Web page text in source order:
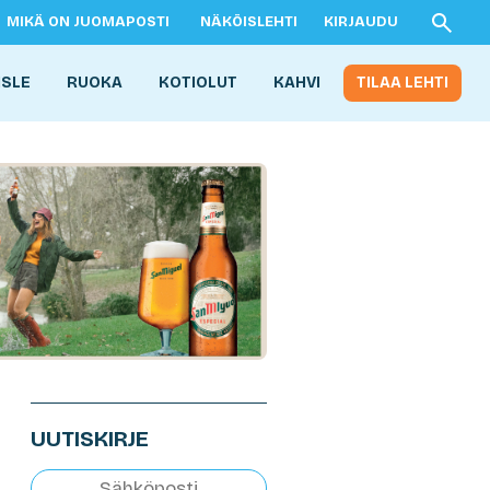
MIKÄ ON JUOMAPOSTI NÄKÖISLEHTI KIRJAUDU
RUOKA KOTIOLUT KAHVI TILAA LEHTI
UUTISKIRJE